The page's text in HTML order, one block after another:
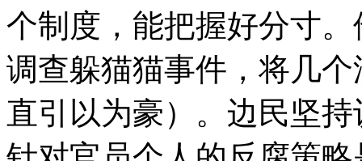
个制度，能把握好分寸
调查躲猫猫事件，将几
直引以为豪）。边民坚